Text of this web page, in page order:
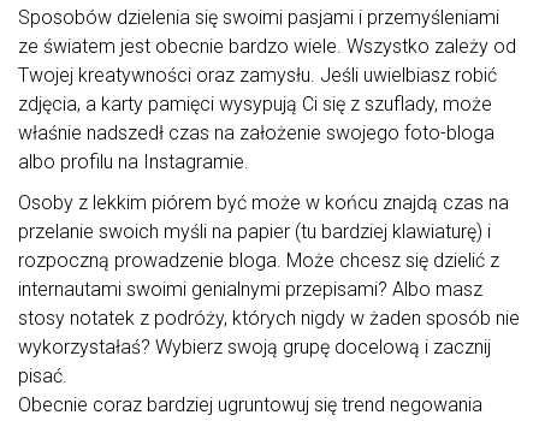
Sposobów dzielenia się swoimi pasjami i przemyśleniami
ze światem jest obecnie bardzo wiele. Wszystko zależy od
Twojej kreatywności oraz zamysłu. Jeśli uwielbiasz robić
zdjęcia, a karty pamięci wysypują Ci się z szuflady, może
właśnie nadszedł czas na założenie swojego foto-bloga
albo profilu na Instagramie.
Osoby z lekkim piórem być może w końcu znajdą czas na
przelanie swoich myśli na papier (tu bardziej klawiaturę) i
rozpoczną prowadzenie bloga. Może chcesz się dzielić z
internautami swoimi genialnymi przepisami? Albo masz
stosy notatek z podróży, których nigdy w żaden sposób nie
wykorzystałaś? Wybierz swoją grupę docelową i zacznij
pisać.
Obecnie coraz bardziej ugruntowuj się trend negowania